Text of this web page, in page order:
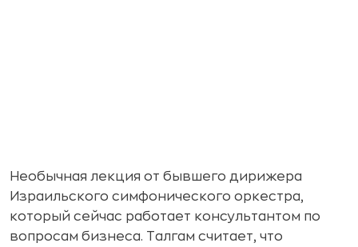
Необычная лекция от бывшего дирижера
Израильского симфонического оркестра,
который сейчас работает консультантом по
вопросам бизнеса. Талгам считает, что